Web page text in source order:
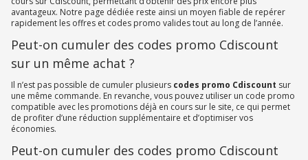
avantageux. Notre page dédiée reste ainsi un moyen fiable de repérer
rapidement les offres et codes promo valides tout au long de l’année.
Peut-on cumuler des codes promo Cdiscount
sur un même achat ?
Il n’est pas possible de cumuler plusieurs codes promo Cdiscount sur
une même commande. En revanche, vous pouvez utiliser un code promo
compatible avec les promotions déjà en cours sur le site, ce qui permet
de profiter d’une réduction supplémentaire et d’optimiser vos
économies.
Peut-on cumuler des codes promo Cdiscount